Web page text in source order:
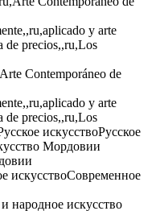
Contemporáneo de
y arte
de precios,,ru,Los
Русское
Современное